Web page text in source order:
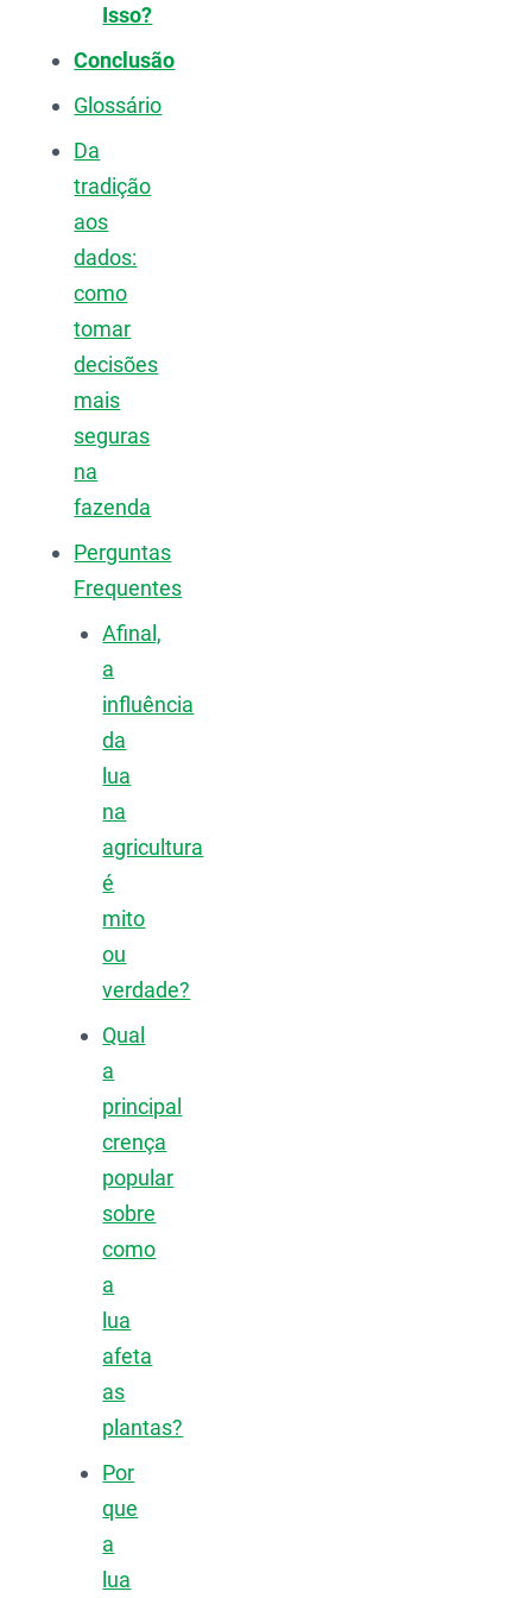
Isso?
Conclusão
Glossário
Da
tradição
aos
dados:
como
tomar
decisões
mais
seguras
na
fazenda
Perguntas
Frequentes
Afinal,
a
influência
da
lua
na
agricultura
é
mito
ou
verdade?
Qual
a
principal
crença
popular
sobre
como
a
lua
afeta
as
plantas?
Por
que
a
lua